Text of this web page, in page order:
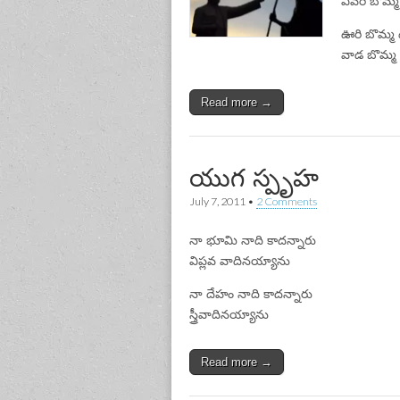
ఊరి బొమ్మ
వాడ బొమ్మ
Read more →
యుగ స్పృహ
July 7, 2011 • 2 Comments
నా భూమి నాది కాదన్నారు
విప్లవ వాదినయ్యాను
నా దేహం నాది కాదన్నారు
స్త్రీవాదినయ్యాను
Read more →